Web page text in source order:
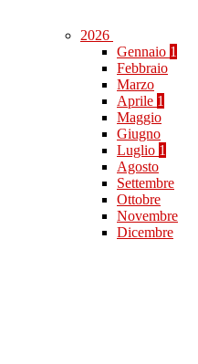
2026
Gennaio 1
Febbraio
Marzo
Aprile 1
Maggio
Giugno
Luglio 1
Agosto
Settembre
Ottobre
Novembre
Dicembre